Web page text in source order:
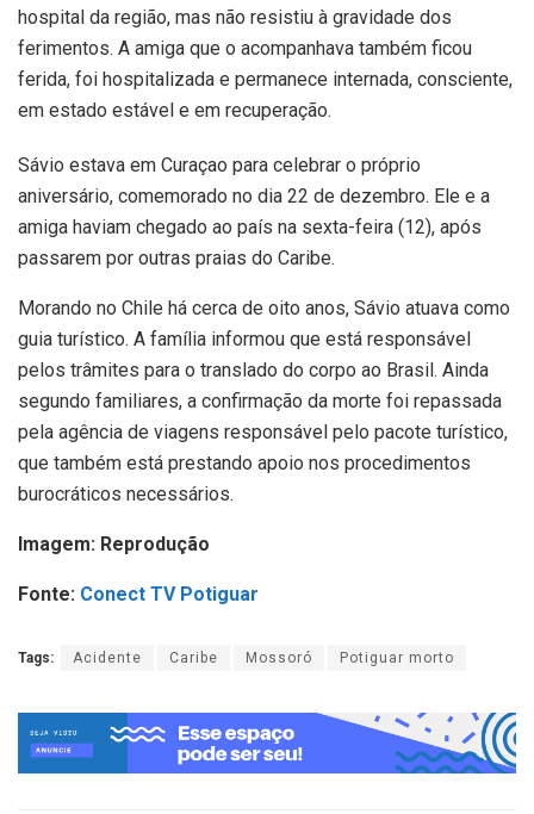
hospital da região, mas não resistiu à gravidade dos
ferimentos. A amiga que o acompanhava também ficou
ferida, foi hospitalizada e permanece internada, consciente,
em estado estável e em recuperação.
Sávio estava em Curaçao para celebrar o próprio
aniversário, comemorado no dia 22 de dezembro. Ele e a
amiga haviam chegado ao país na sexta-feira (12), após
passarem por outras praias do Caribe.
Morando no Chile há cerca de oito anos, Sávio atuava como
guia turístico. A família informou que está responsável
pelos trâmites para o translado do corpo ao Brasil. Ainda
segundo familiares, a confirmação da morte foi repassada
pela agência de viagens responsável pelo pacote turístico,
que também está prestando apoio nos procedimentos
burocráticos necessários.
Imagem: Reprodução
Fonte: Conect TV Potiguar
Tags: Acidente Caribe Mossoró Potiguar morto